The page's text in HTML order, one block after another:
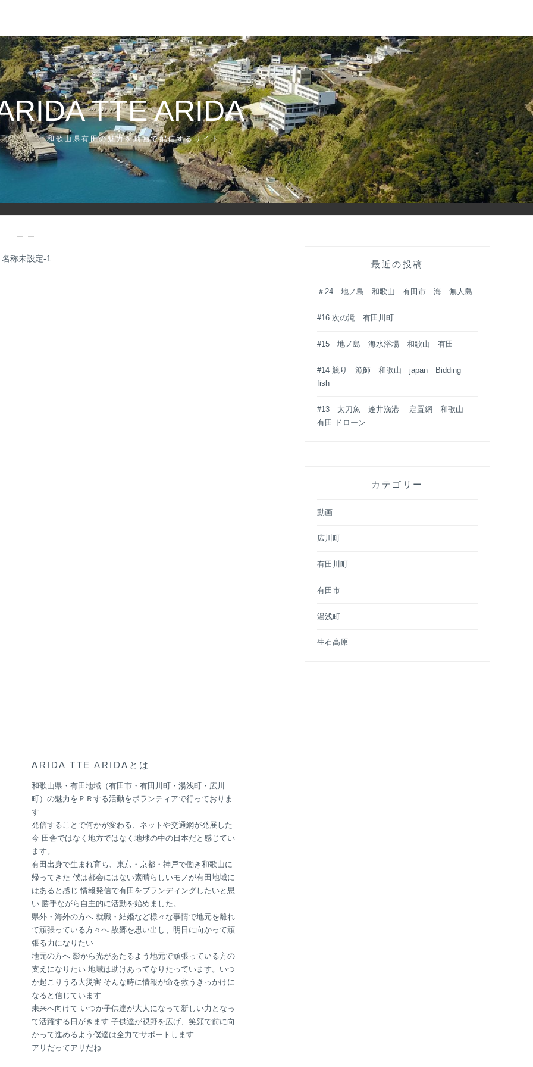
TTE ARIDA
和歌山県有田の魅力を動画で配信するサイト
— —
名称未設定-1
最近の投稿
＃24 地ノ島 和歌山 有田市 海 無人島
#16 次の滝 有田川町
#15 地ノ島 海水浴場 和歌山 有田
#14 競り 漁師 和歌山 japan Bidding
fish
#13 太刀魚 逢井漁港 定置網 和歌山
有田 ドローン
カテゴリー
動画
広川町
有田川町
有田市
湯浅町
生石高原
ARIDA TTE ARIDAとは
和歌山県・有田地域（有田市・有田川町・湯浅町・広川
町）の魅力をＰＲする活動をボランティアで行っておりま
す
発信することで何かが変わる、ネットや交通網が発展した
今 田舎ではなく地方ではなく地球の中の日本だと感じてい
ます。
有田出身で生まれ育ち、東京・京都・神戸で働き和歌山に
帰ってきた 僕は都会にはない素晴らしいモノが有田地域に
はあると感じ 情報発信で有田をブランディングしたいと思
い 勝手ながら自主的に活動を始めました。
県外・海外の方へ 就職・結婚など様々な事情で地元を離れ
て頑張っている方々へ 故郷を思い出し、明日に向かって頑
張る力になりたい
地元の方へ 影から光があたるよう地元で頑張っている方の
支えになりたい 地域は助けあってなりたっています。いつ
か起こりうる大災害 そんな時に情報が命を救うきっかけに
なると信じています
未来へ向けて いつか子供達が大人になって新しい力となっ
て活躍する日がきます 子供達が視野を広げ、笑顔で前に向
かって進めるよう僕達は全力でサポートします
アリだってアリだね